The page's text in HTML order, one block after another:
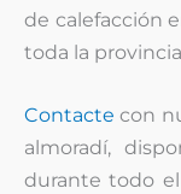
de calefacción
toda la
Contacte con
almoradí,
durante todo el